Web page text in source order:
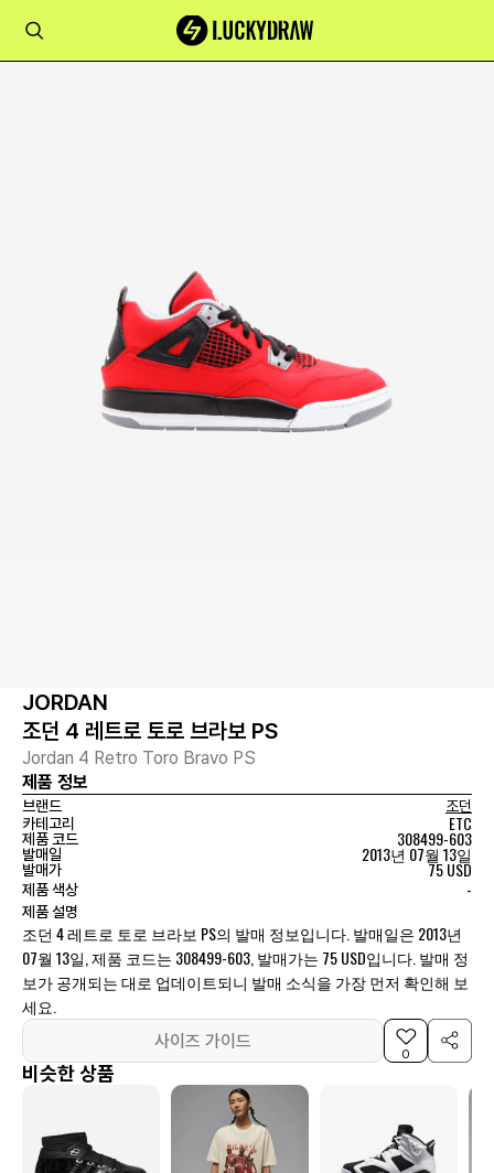
JORDAN
조던 4 레트로 토로 브라보 PS
Jordan 4 Retro Toro Bravo PS
제품 정보
브랜드
조던
카테고리
ETC
제품 코드 308499-603
발매일 2013년 07월 13일
발매가 75 USD
제품 색상 -
제품 설명
조던 4 레트로 토로 브라보 PS의 발매 정보입니다. 발매일은 2013년
07월 13일, 제품 코드는 308499-603, 발매가는 75 USD입니다. 발매 정
보가 공개되는 대로 업데이트되니 발매 소식을 가장 먼저 확인해 보
세요.
사이즈 가이드
0
비슷한 상품